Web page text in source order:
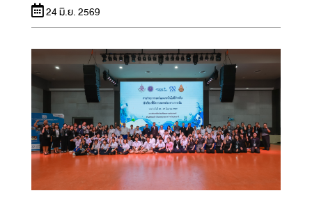
24 มิ.ย. 2569